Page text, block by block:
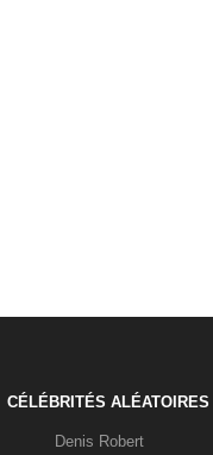
CÉLÉBRITÉS ALÉATOIRES
Denis Robert